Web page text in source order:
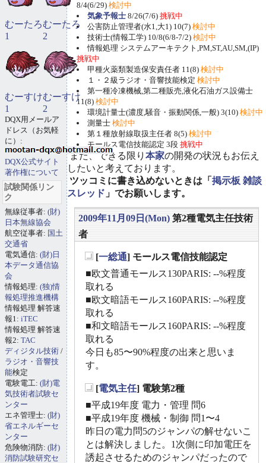
8/4(6/29) 検討中
気象予報士 8/26(7/6) 挑戦中
公害防止管理者(水1,大1) 10(7) 検討中
技術士(情報工学) 10/8(6/8-7/2) 検討中
情報処理 システムアーキテクト,PM,ST,AU,SM,(IP)
挑戦中
甲種火薬類製造保安責任者 11(8) 検討中
１・２級ラジオ・音響技能検定 検討中
第一種冷凍機械,第二種販売,液化石油ガス設備士
11(8) 検討中
環境計量士(濃度,騒音・振動関係,一般) 3(10) 検討中
測量士 検討中
第１種放射線取扱主任者 8(5) 検討中
モールス電信技能認定 3段 挑戦中
また、できる限り 本家の開発の状況もお伝え
したいと考えております。
ツッコミに書き込めないときは「 掲示板 雑談
スレッド 」でお願いします。
2009年11月09日(Mon) 第2種電気主任技術
者
[一総通] モールス電信技能認定
■欧文普通モールス130PARIS: --%程度
取れる
■欧文暗語モールス160PARIS: --%程度
取れる
■和文暗語モールス160PARIS: --%程度
取れる
今日も85〜90%程度の出来と思いま
す。
[電気主任] 電験第2種
■平成19年度 電力・管理 問6
■平成19年度 機械・制御 問1〜4
昨日の電力問5のジャンパの解せないこ
とは解決しました。1次側に印加電圧を
誘起させるためのジャンパだったので
むーたろ
1
むーたろ
2
むーすけ
1
むーすけ
2
DQX用メールア
ドレス（お気軽
に）:
DQX公式サイト
著作権について
試験関係リン
ク
無線従事者: (財)
日本無線協会
航空従事者: 国土
交通省
電気通信: (財)日
本データ通信協
会
情報処理: (独)情
報処理推進機構
情報処理 解答速
報1: iTEC
情報処理 解答速
報2: TAC
ディジタル技術 /
ラジオ・音響技
能検定
電験電工: (財)電
気技術者試験セ
ンター
エネ管理士: (財)
省エネルギーセ
ンター
危険物消防: (財)
消防試験研究セ